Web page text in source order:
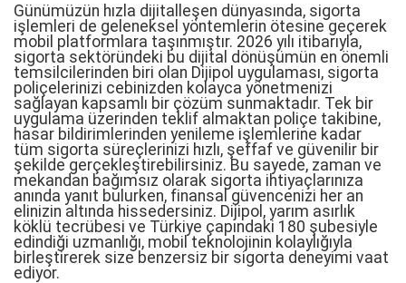
Günümüzün hızla dijitalleşen dünyasında, sigorta
işlemleri de geleneksel yöntemlerin ötesine geçerek
mobil platformlara taşınmıştır. 2026 yılı itibarıyla,
sigorta sektöründeki bu dijital dönüşümün en önemli
temsilcilerinden biri olan Dijipol uygulaması, sigorta
poliçelerinizi cebinizden kolayca yönetmenizi
sağlayan kapsamlı bir çözüm sunmaktadır. Tek bir
uygulama üzerinden teklif almaktan poliçe takibine,
hasar bildirimlerinden yenileme işlemlerine kadar
tüm sigorta süreçlerinizi hızlı, şeffaf ve güvenilir bir
şekilde gerçekleştirebilirsiniz. Bu sayede, zaman ve
mekandan bağımsız olarak sigorta ihtiyaçlarınıza
anında yanıt bulurken, finansal güvencenizi her an
elinizin altında hissedersiniz. Dijipol, yarım asırlık
köklü tecrübesi ve Türkiye çapındaki 180 şubesiyle
edindiği uzmanlığı, mobil teknolojinin kolaylığıyla
birleştirerek size benzersiz bir sigorta deneyimi vaat
ediyor.